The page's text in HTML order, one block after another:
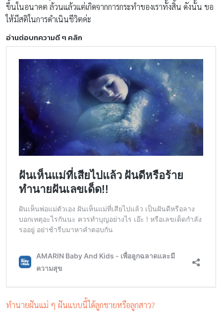
ขึ้นในอนาคต ล้วนแล้วแต่เกิดจากการกระทำของเราทั้งสิ้น ดังนั้น ขอ
ให้มีสติในการดำเนินชีวิตค่ะ
อ่านต่อบทความดี ๆ คลิก
ทำนายฝันแม่ ๆ ฝันแบบนี้ได้ลูกชายหรือลูกสาว?